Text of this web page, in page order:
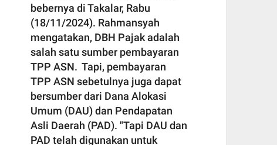
bebernya di Takalar, Rabu
(18/11/2024). Rahmansyah
mengatakan, DBH Pajak adalah
salah satu sumber pembayaran
TPP ASN. Tapi, pembayaran
TPP ASN sebetulnya juga dapat
bersumber dari Dana Alokasi
Umum (DAU) dan Pendapatan
Asli Daerah (PAD). "Tapi DAU dan
PAD telah digunakan untuk